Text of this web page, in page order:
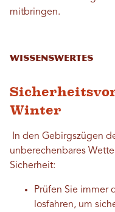
mitbringen.
Wissenswertes
Winter
In den Gebirgszügen
unberechenbares
Sicherheit:
Prüfen Sie immer
losfahren, um